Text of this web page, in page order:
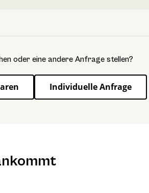
oder eine andere Anfrage stellen?
Individuelle Anfrage